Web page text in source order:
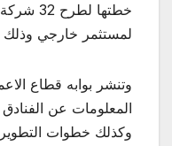
خطتها
لمستثمر خارجي وذلك
وتنشر بوابه قطاع
المعلومات عن الفنادق
وكذلك خطوات التطوير